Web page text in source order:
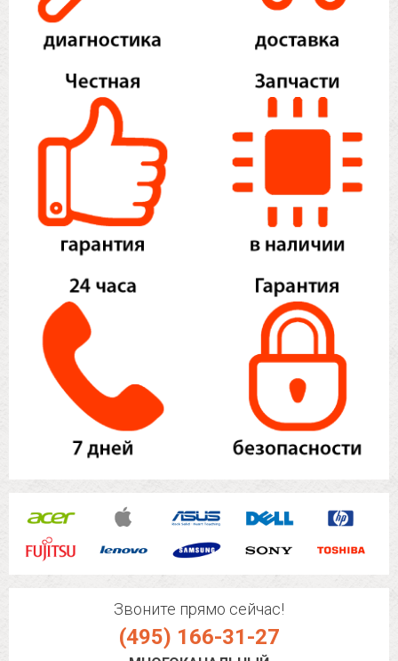
Звоните прямо сейчас!
(495) 166-31-27